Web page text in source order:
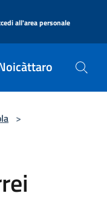
all'area personale
>